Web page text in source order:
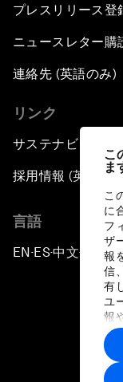
こ
ま
こ
に
フ
ザ
報
信
有
ユ
報
に
ト
す。
プレスリリース登
ニュースレター購
連絡先 (英語のみ)
リンク
サステナビリティ
採用情報 (英語のみ
言語
EN ▪ES▪中文▪ 日本語
プラ